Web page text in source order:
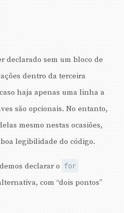
declarado sem um bloco de
dentro da terceira
haja apenas uma linha a
são opcionais. No entanto,
mesmo nestas ocasiões,
legibilidade do código.
declarar o for
com “dois pontos”